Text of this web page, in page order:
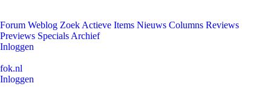
Forum Weblog Zoek Actieve Items Nieuws Columns Reviews
Previews Specials Archief
Inloggen
fok.nl
Inloggen